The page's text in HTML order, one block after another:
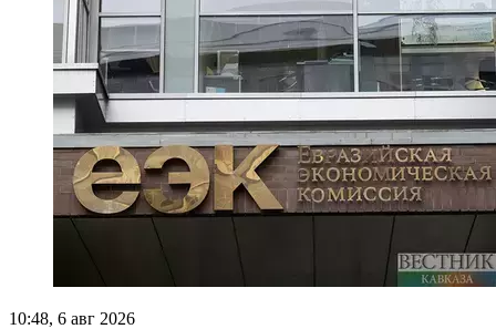
10:48, 6 авг 2026